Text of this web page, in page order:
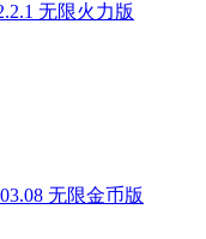
无限火力版
无限金币版